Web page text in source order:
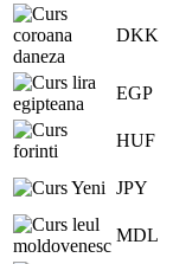
DKK
EGP
HUF
JPY
MDL